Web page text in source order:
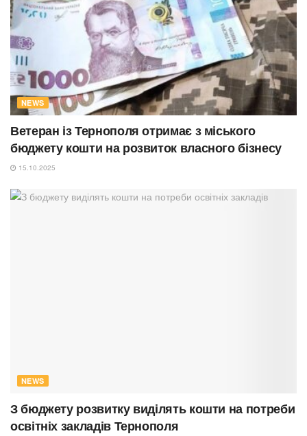
NEWS
Ветеран із Тернополя отримає з міського
бюджету кошти на розвиток власного бізнесу
15.10.2025
NEWS
З бюджету розвитку виділять кошти на потреби
освітніх закладів Тернополя